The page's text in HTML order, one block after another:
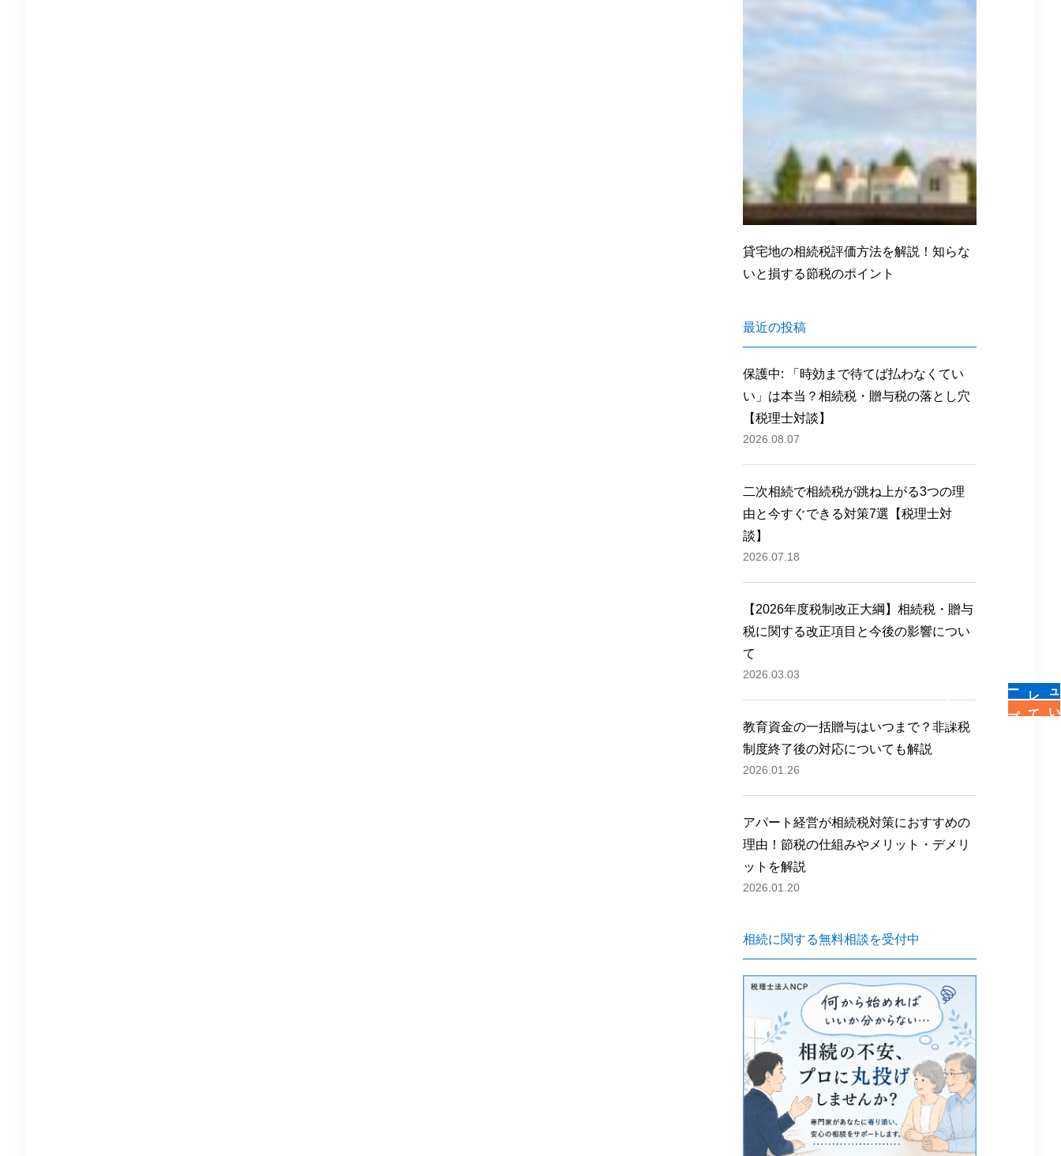
貸宅地の相続税評価方法を解説！知らな
いと損する節税のポイント
最近の投稿
保護中: 「時効まで待てば払わなくてい
い」は本当？相続税・贈与税の落とし穴
【税理士対談】
2026.08.07
二次相続で相続税が跳ね上がる3つの理
由と今すぐできる対策7選【税理士対
談】
2026.07.18
【2026年度税制改正大綱】相続税・贈与
税に関する改正項目と今後の影響につい
て
2026.03.03
教育資金の一括贈与はいつまで？非課税
制度終了後の対応についても解説
2026.01.26
アパート経営が相続税対策におすすめの
理由！節税の仕組みやメリット・デメリ
ットを解説
2026.01.20
相続に関する無料相談を受付中